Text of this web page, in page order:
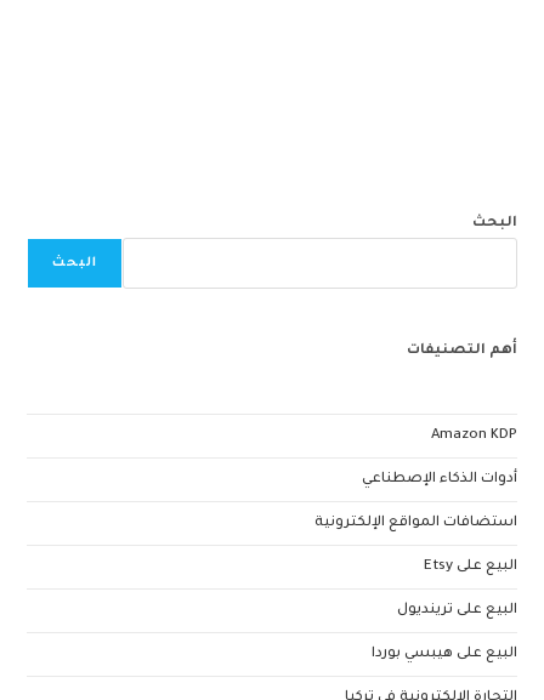
البحث
البحث
أهم التصنيفات
Amazon KDP
أدوات الذكاء الإصطناعي
استضافات المواقع الإلكترونية
البيع على Etsy
البيع على ترينديول
البيع على هيبسي بوردا